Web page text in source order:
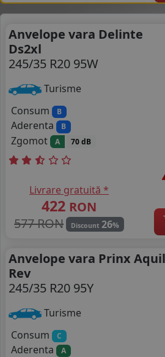
Anvelope vara Delinte
Ds2xl
245/35 R20 95W
Turisme
Consum
B
Aderenta B
Zgomot A 70 dB
Livrare gratuită *
422 RON
577 RON
Discount 26%
Anvelope vara Prinx
Rev
245/35 R20 95Y
Turisme
Consum
C
Aderenta A